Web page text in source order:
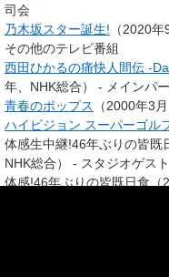
司会
乃木坂スター誕生! （2020
その他のテレビ番組
西田ひかるの痛快人間伝 -
年、NHK総合） - メインパ
青春のポップス
（2000年3
ハイビジョン スーパーゴル
体感生中継!46年ぶりの皆既
NHK総合） - スタジオゲスト
体感!46年ぶりの皆既日食（